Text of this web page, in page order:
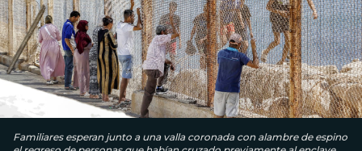
Familiares esperan junto a una valla coronada con alambre de espino